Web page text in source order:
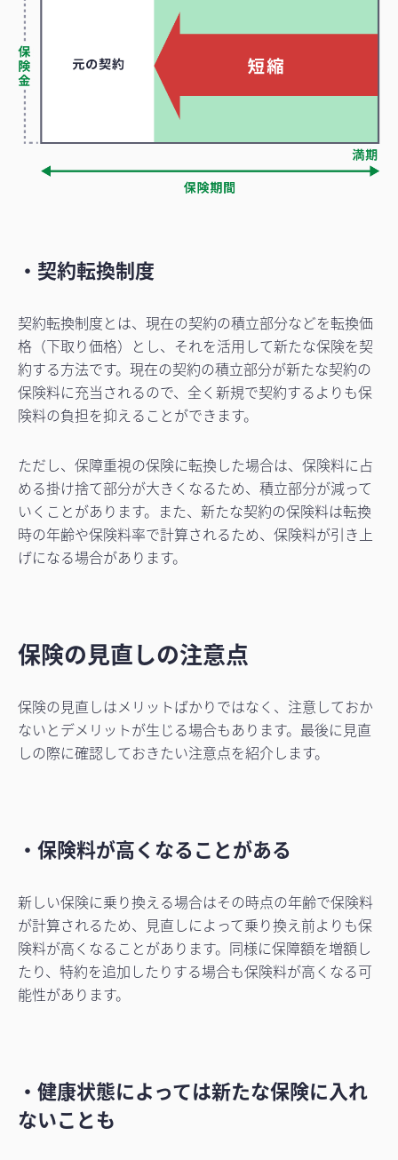
・契約転換制度
契約転換制度とは、現在の契約の積立部分などを転換価
格（下取り価格）とし、それを活用して新たな保険を契
約する方法です。現在の契約の積立部分が新たな契約の
保険料に充当されるので、全く新規で契約するよりも保
険料の負担を抑えることができます。
ただし、保障重視の保険に転換した場合は、保険料に占
める掛け捨て部分が大きくなるため、積立部分が減って
いくことがあります。また、新たな契約の保険料は転換
時の年齢や保険料率で計算されるため、保険料が引き上
げになる場合があります。
保険の見直しの注意点
保険の見直しはメリットばかりではなく、注意しておか
ないとデメリットが生じる場合もあります。最後に見直
しの際に確認しておきたい注意点を紹介します。
・保険料が高くなることがある
新しい保険に乗り換える場合はその時点の年齢で保険料
が計算されるため、見直しによって乗り換え前よりも保
険料が高くなることがあります。同様に保障額を増額し
たり、特約を追加したりする場合も保険料が高くなる可
能性があります。
・健康状態によっては新たな保険に入れ
ないことも